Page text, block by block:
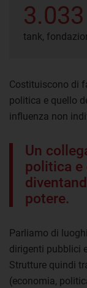
3.033
tank,
Costituiscono di
politica e quello
influenza non
Un
politica e
potere.
Parliamo di
dirigenti pubblici
Strutture quindi
(economia,